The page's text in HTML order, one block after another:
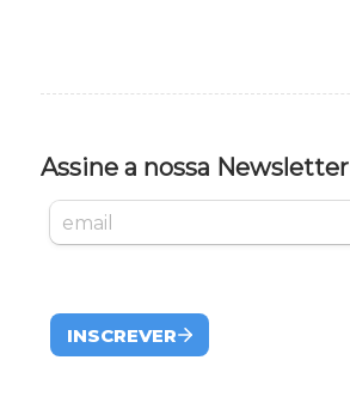
Assine a nossa Newsletter